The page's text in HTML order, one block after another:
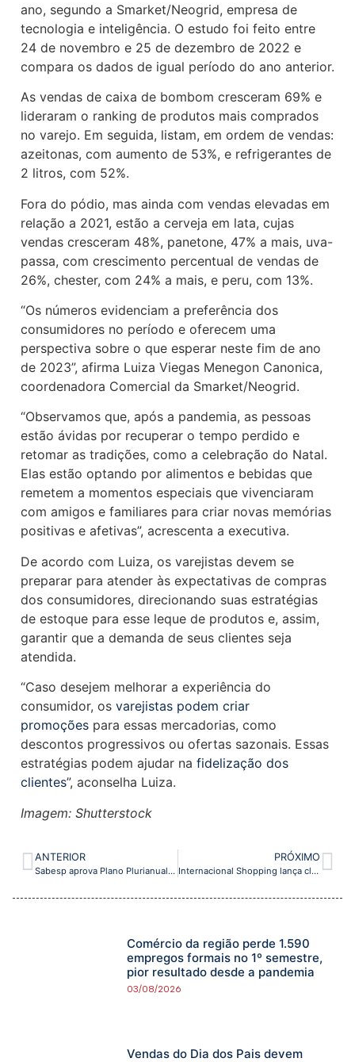
ano, segundo a Smarket/Neogrid, empresa de
tecnologia e inteligência. O estudo foi feito entre
24 de novembro e 25 de dezembro de 2022 e
compara os dados de igual período do ano anterior.
As vendas de caixa de bombom cresceram 69% e
lideraram o ranking de produtos mais comprados
no varejo. Em seguida, listam, em ordem de vendas:
azeitonas, com aumento de 53%, e refrigerantes de
2 litros, com 52%.
Fora do pódio, mas ainda com vendas elevadas em
relação a 2021, estão a cerveja em lata, cujas
vendas cresceram 48%, panetone, 47% a mais, uva-
passa, com crescimento percentual de vendas de
26%, chester, com 24% a mais, e peru, com 13%.
“Os números evidenciam a preferência dos
consumidores no período e oferecem uma
perspectiva sobre o que esperar neste fim de ano
de 2023”, afirma Luiza Viegas Menegon Canonica,
coordenadora Comercial da Smarket/Neogrid.
“Observamos que, após a pandemia, as pessoas
estão ávidas por recuperar o tempo perdido e
retomar as tradições, como a celebração do Natal.
Elas estão optando por alimentos e bebidas que
remetem a momentos especiais que vivenciaram
com amigos e familiares para criar novas memórias
positivas e afetivas”, acrescenta a executiva.
De acordo com Luiza, os varejistas devem se
preparar para atender às expectativas de compras
dos consumidores, direcionando suas estratégias
de estoque para esse leque de produtos e, assim,
garantir que a demanda de seus clientes seja
atendida.
“Caso desejem melhorar a experiência do
consumidor, os varejistas podem criar
promoções para essas mercadorias, como
descontos progressivos ou ofertas sazonais. Essas
estratégias podem ajudar na fidelização dos
clientes”, aconselha Luiza.
Imagem: Shutterstock
ANTERIOR
Sabesp aprova Plano Plurianual de Investimentos para 2024-2028 no montante de R$ 47,4 bilhões
PRÓXIMO
Internacional Shopping lança clube de benefícios para elevar a experiência de compras
Comércio da região perde 1.590
empregos formais no 1º semestre,
pior resultado desde a pandemia
03/08/2026
Vendas do Dia dos Pais devem